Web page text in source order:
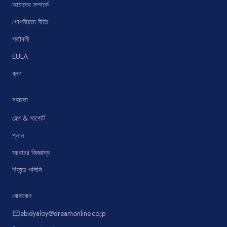
আমাদের সম্পর্কে
গোপনীয়তা নীতি
শর্তাবলী
EULA
ব্লগ
সহায়তা
হেল্প & সাপোর্ট
প্লান
সচরাচর জিজ্ঞাস্য
রিফান্ড পলিসি
যোগাযোগ
emailebidyaloy@dreamonline.co.jp